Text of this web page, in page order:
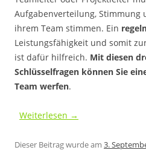
Aufgabenverteilung, Stimmung
ihrem Team stimmen. Ein
Leistungsfähigkeit und somit
ist dafür hilfreich. Mit diesen
Schlüsselfragen können Sie
Team werfen.
Weiterlesen →
Dieser Beitrag wurde am 3.